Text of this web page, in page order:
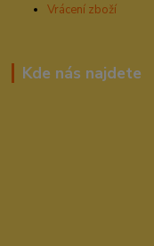
Vrácení zboží
Kde nás najdete